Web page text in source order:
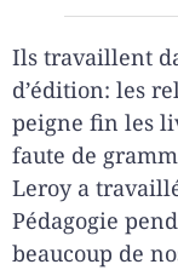
Ils travaillent
d’édition: les
peigne fin les
faute de
Leroy a
Pédagogie
beaucoup de